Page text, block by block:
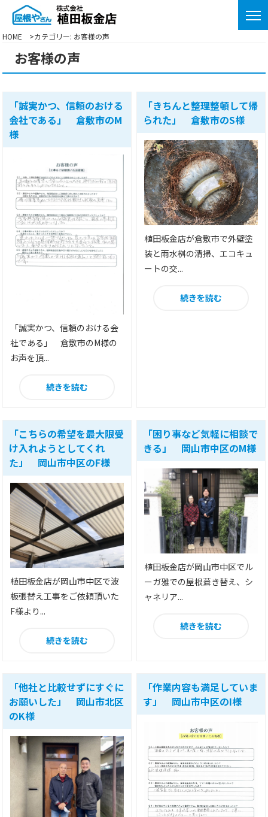
HOME カテゴリー: お客様の声
お客様の声
「誠実かつ、信頼のおける
会社である」 倉敷市のM
様
「誠実かつ、信頼のおける会
社である」 倉敷市のM様の
お声を頂...
続きを読む
「きちんと整理整頓して帰
られた」 倉敷市のS様
植田板金店が倉敷市で外壁塗
装と雨水桝の清掃、エコキュ
ートの交...
続きを読む
「こちらの希望を最大限受
け入れようとしてくれ
た」 岡山市中区のF様
植田板金店が岡山市中区で波
板張替え工事をご依頼頂いた
F様より...
続きを読む
「困り事など気軽に相談で
きる」 岡山市中区のM様
植田板金店が岡山市中区でル
ーガ雅での屋根葺き替え、シ
ャネリア...
続きを読む
「他社と比較せずにすぐに
お願いした」 岡山市北区
のK様
「作業内容も満足していま
す」 岡山市中区のI様